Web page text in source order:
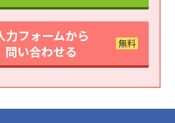
力フォームから
問い合わせる